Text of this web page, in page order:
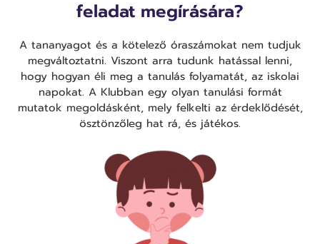
feladat megírására?
A tananyagot és a kötelező óraszámokat nem tudjuk
megváltoztatni. Viszont arra tudunk hatással lenni,
hogy hogyan éli meg a tanulás folyamatát, az iskolai
napokat. A Klubban egy olyan tanulási formát
mutatok megoldásként, mely felkelti az érdeklődését,
ösztönzőleg hat rá, és játékos.